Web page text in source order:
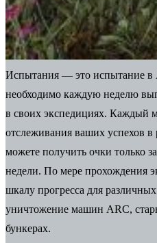
Испытания — это испытание в
необходимо каждую неделю
в своих экспедициях. Каждый
отслеживания ваших успехов
можете получить очки только
недели. По мере прохождения
шкалу прогресса для
уничтожение машин ARC,
бункерах.